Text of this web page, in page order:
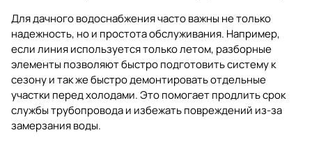
Для дачного водоснабжения часто важны не только
надежность, но и простота обслуживания. Например,
если линия используется только летом, разборные
элементы позволяют быстро подготовить систему к
сезону и так же быстро демонтировать отдельные
участки перед холодами. Это помогает продлить срок
службы трубопровода и избежать повреждений из-за
замерзания воды.